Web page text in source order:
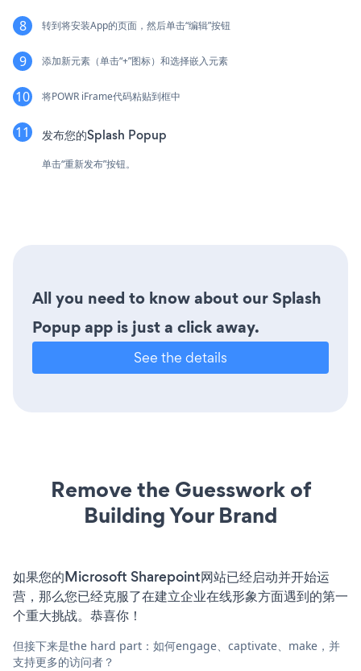
转到将安装App的页面，然后单击“编辑”按钮
添加新元素（单击“+”图标）和选择嵌入元素
将POWR iFrame代码粘贴到框中
发布您的Splash Popup
单击“重新发布”按钮。
All you need to know about our Splash
Popup app is just a click away.
See the details
Remove the Guesswork of
Building Your Brand
如果您的Microsoft Sharepoint网站已经启动并开始运
营，那么您已经克服了在建立企业在线形象方面遇到的第一
个重大挑战。恭喜你！
但接下来是the hard part：如何engage、captivate、make，并
支持更多的访问者？